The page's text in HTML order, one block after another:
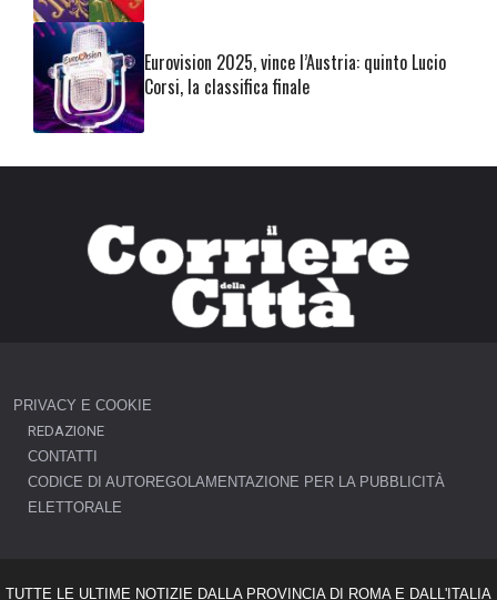
Eurovision 2025, vince l’Austria: quinto Lucio
Corsi, la classifica finale
PRIVACY E COOKIE
REDAZIONE
CONTATTI
CODICE DI AUTOREGOLAMENTAZIONE PER LA PUBBLICITÀ
ELETTORALE
TUTTE LE ULTIME NOTIZIE DALLA PROVINCIA DI ROMA E DALL'ITALIA